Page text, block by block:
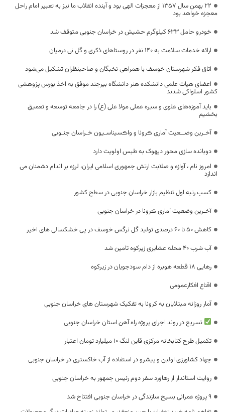
22 بهمن سال 1357 از معجزات الهی بود و آینده انقلاب ما نیز به تعبیر امام راحل
معجزه خواهد بود
خودرو حامل ۶۳۳ کیلوگرم حشیش در خراسان جنوبی متوقف شد
ارائه خدمات سلامت به ۱۴۰ نفر در روستا‌های ذکری و گل نی درمیان
اتاق فکر شهرستان خوسف با همراهی نخبگان و صاحبنظران تشکیل می‌شود
اعضای هیات علمی دانشکده هنر دانشگاه بیرجند موفق به اخذ بورس پژوهشی
کشور اسلواکی شدند
باید آموزه‌های علوی و سیره عملی مولا علی (ع) را در جامعه توسعه و تعمیق
بخشیم
آخـرین وضــعیت آماری ڪرونا و واڪسیناسـیون خـراسان جنـوبی
دوبانده سازی محور دیهوک به طبس اولویت دارد
امروز نام ، آوازه و صلابت ارتش جمهوری اسلامی ایران، لرزه بر اندام دشمنان می
اندازد
کسب رتبه اول تنظیم بازار خراسان جنوبی در سطح کشور
آخـرین وضعیت آماری ڪرونا در خراسان جنوبی
کاهش 50 تا 60 درصدی تولید گل نرگس خوسف در پی خشکسالی های اخیر
آب شرب ۴۰ محله عشایری زیرکوه تامین شد
رهایی ۱۸ قطعه هوبره از دام سودجویان در زیرکوه
اقناع افکارعمومی
آمار روزانه مبتلایان به کرونا به تفکیک شهرستان های خراسان جنوبی
تسریع در روند اجرای پروژه راه آهن استان خراسان جنوبی
تکمیل طرح کتابخانه مرکزی قاین لنگ ۱۰ میلیارد تومان اعتبار
جهاد کشاورزی اولین و پیشرو در استفاده از آب خاکستری در خراسان جنوبی
روایت استاندار از رهاورد سفر دوم رئیس جمهور به خراسان جنوبی
۹ پروژه عمرانی بسیج سازندگی در خراسان جنوبی افتتاح شد